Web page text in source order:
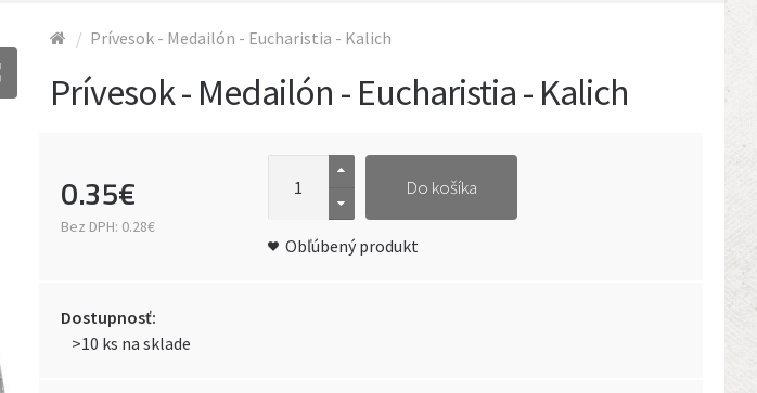
Prívesok - Medailón - Eucharistia - Kalich
Prívesok - Medailón - Eucharistia - Kalich
0.35€
Bez DPH: 0.28€
Do košíka
Obľúbený produkt
Dostupnosť:
>10 ks na sklade